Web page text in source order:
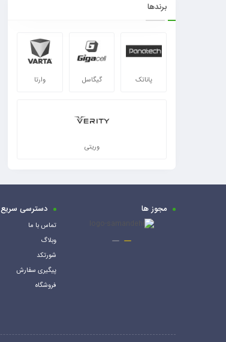
برندها
پاناتک گیگاسل وارتا
وریتی
مجوز ها دسترسی سریع
تماس با ما
وبلاگ
شورتکد
پیگیری سفارش
فروشگاه